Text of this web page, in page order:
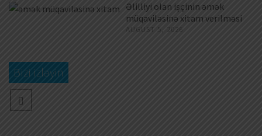
Əlilliyi olan işçinin əmək
müqaviləsinə xitam verilməsi
AUGUST 5, 2026
Bizi izləyin